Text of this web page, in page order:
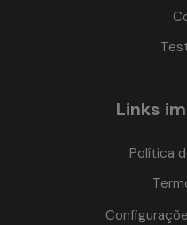
Links
Política